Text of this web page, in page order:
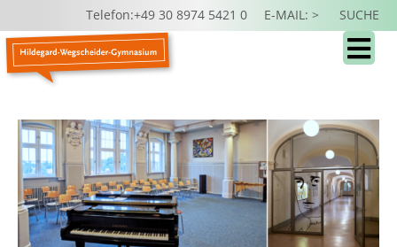
Telefon:+49 30 8974 5421 0 E-MAIL: > SUCHE